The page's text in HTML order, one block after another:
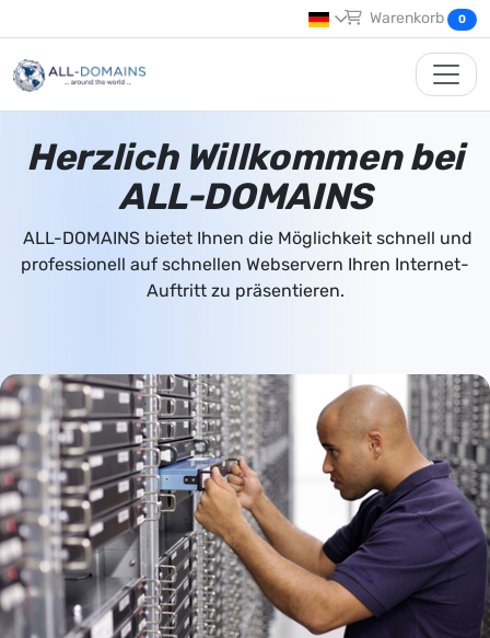
Warenkorb 0
Herzlich Willkommen bei
ALL-DOMAINS
ALL-DOMAINS bietet Ihnen die Möglichkeit schnell und
professionell auf schnellen Webservern Ihren Internet-
Auftritt zu präsentieren.